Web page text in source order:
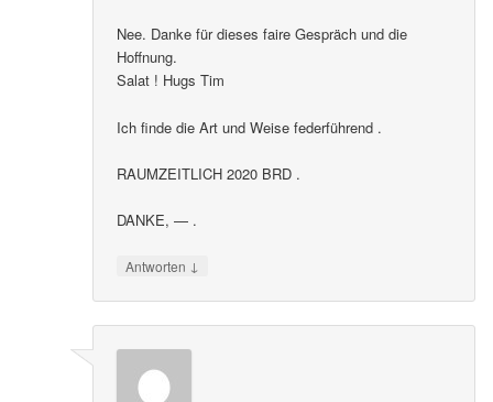
Nee. Danke für dieses faire Gespräch und die
Hoffnung.
Salat ! Hugs Tim
Ich finde die Art und Weise federführend .
RAUMZEITLICH 2020 BRD .
DANKE, — .
Antworten ↓